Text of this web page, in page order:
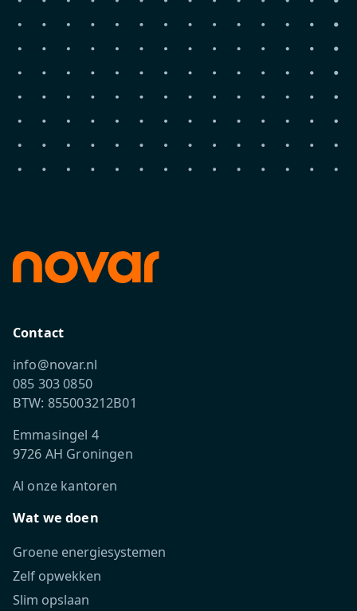
Contact
info@novar.nl
085 303 0850
BTW: 855003212B01
Emmasingel 4
9726 AH Groningen
Al onze kantoren
Wat we doen
Groene energiesystemen
Zelf opwekken
Slim opslaan